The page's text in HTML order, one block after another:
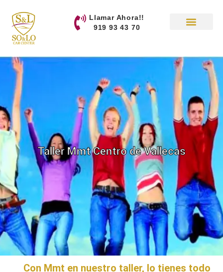
Llamar Ahora!!
919 93 43 70
Taller Mmt Centro de Vallecas
Con Mmt en nuestro taller, lo tienes todo